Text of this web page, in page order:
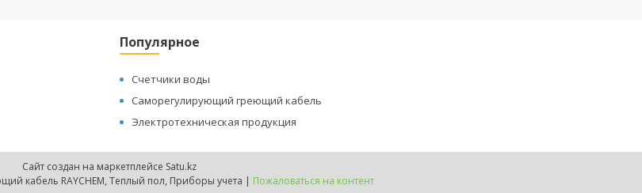
Популярное
Счетчики воды
Саморегулирующий греющий кабель
Электротехническая продукция
Сайт создан на маркетплейсе Satu.kz
ТОО "ТеплоЭнергоРесурс"- Греющий кабель RAYCHEM, Теплый пол, Приборы учета | Пожаловаться на контент